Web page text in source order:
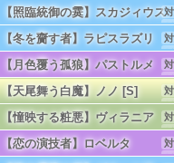
【照臨統御の霙】スカジィウス
【冬を齎す者】ラピスラズリ
【月色覆う孤狼】パストルメ
【天尾舞う白魔】ノノ [S]
【憧映する粧悪】ヴィラニア
【恋の演技者】ロベルタ